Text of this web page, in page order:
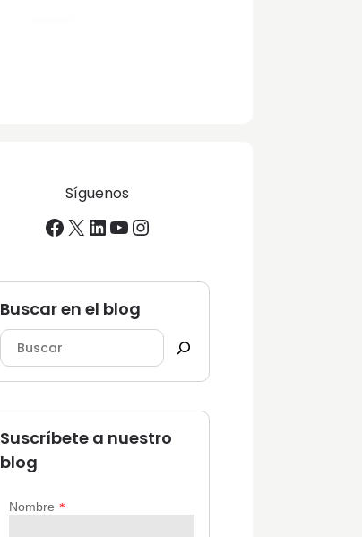
Síguenos
Facebook
X LinkedIn
YouTube
Instagram
Buscar en el blog
Suscríbete a nuestro
blog